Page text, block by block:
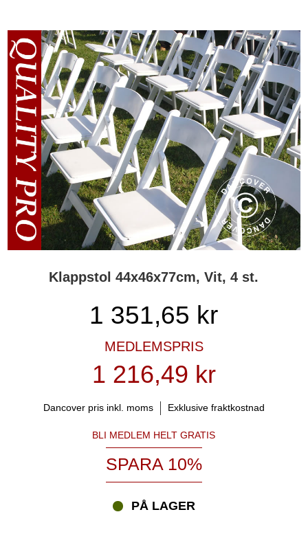
Klappstol 44x46x77cm, Vit, 4 st.
1 351,65 kr
MEDLEMSPRIS
1 216,49 kr
Dancover pris inkl. moms Exklusive fraktkostnad
BLI MEDLEM HELT GRATIS
SPARA 10%
PÅ LAGER